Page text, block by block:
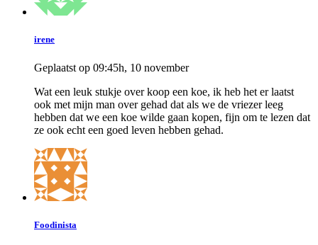
irene
Geplaatst op 09:45h, 10 november
Wat een leuk stukje over koop een koe, ik heb het er laatst
ook met mijn man over gehad dat als we de vriezer leeg
hebben dat we een koe wilde gaan kopen, fijn om te lezen dat
ze ook echt een goed leven hebben gehad.
Foodinista